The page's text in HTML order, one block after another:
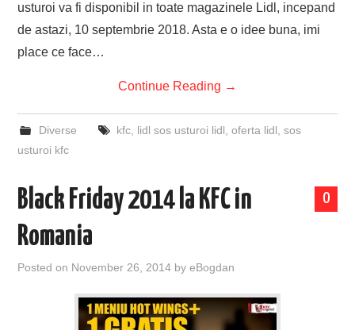
usturoi va fi disponibil in toate magazinele Lidl, incepand
de astazi, 10 septembrie 2018. Asta e o idee buna, imi
place ce face…
Continue Reading →
Diverse kfc, lidl sos usturoi lidl oferta lidl sos
usturoi kfc
0
Black Friday 2014 la KFC in
Romania
Posted on November 26, 2014 byeBogdan